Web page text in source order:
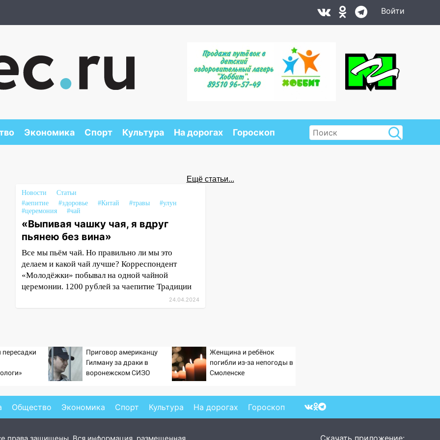
Войти
Экономика Спорт Культура На дорогах Гороскоп
Ещё статьи...
Новости
Статьи
#аепитие
#здоровье #Китай #травы
#улун
#церемония
#чай
«Выпивая чашку чая, я вдруг
пьянею без вина»
Все мы пьём чай. Но правильно ли мы это
делаем и какой чай лучше? Корреспондент
«Молодёжки» побывал на одной чайной
церемонии. 1200 рублей за чаепитие Традиции
24.04.2024
Приговор американцу
Гилману за драки в
воронежском СИЗО
Женщина и ребёнок
погибли из-за непогоды в
Смоленске
Общество Экономика Спорт Культура На дорогах Гороскоп
Скачать приложение: